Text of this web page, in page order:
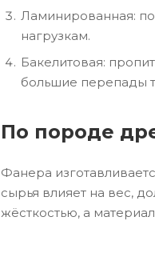
Ламинированная:
нагрузкам.
Бакелитовая:
большие перепады
По породе
Фанера
сырья влияет на вес,
жёсткостью, а